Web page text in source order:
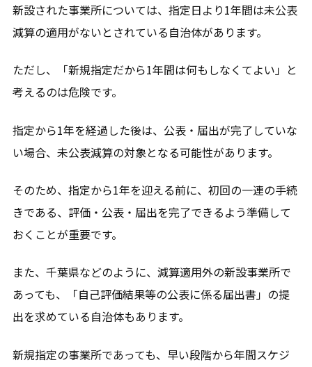
新設された事業所については、指定日より1年間は未公表
減算の適用がないとされている自治体があります。
ただし、「新規指定だから1年間は何もしなくてよい」と
考えるのは危険です。
指定から1年を経過した後は、公表・届出が完了していな
い場合、未公表減算の対象となる可能性があります。
そのため、指定から1年を迎える前に、初回の一連の手続
きである、評価・公表・届出を完了できるよう準備して
おくことが重要です。
また、千葉県などのように、減算適用外の新設事業所で
あっても、「自己評価結果等の公表に係る届出書」の提
出を求めている自治体もあります。
新規指定の事業所であっても、早い段階から年間スケジ